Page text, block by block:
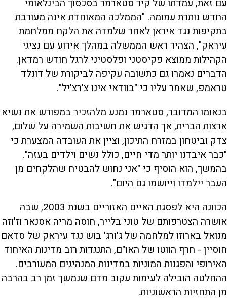
עם זאת, עמדתו של קיר סטארמר בסכסוך הבינלאומי
החדש נותרת עמומה. "הממלכה המאוחדת אינה מעורבת
בתקיפות נגד איראן לאחר שלמדה את הלקח ממלחמת
עיראק", הצהיר ראש הממשלה במהלך אירוע עם נציגי
הקהילות ממוצא פקיסטני ופלסטיני לרגל חודש רמדאן.
הדברים נאמרו גם כתשובה עקיפה לביקורת של דונלד
טראמפ, שאמר עליו כי "בוודאי אינו צ'רצ'יל".
בנאומו המדובר, סטארמר נמנע מלהזכיר במפורש את נשיא
ארצות הברית, אך הדגיש את חשיבות השמירה על שלום,
צדק וביטחון במזרח התיכון, וציין את העובדה המצערת כי
"כבר איבדנו יותר מדי חיים, כולל נשים וילדים בעזה".
בהמשך, הוא הוסיף כי "אני נחוש להבטיח שהלקחים מן
העבר יילמדו וייושמו גם היום".
הכוונה היא לפסגת האיים האזוריים בשנת 2003, שבה
אושרה הצטרפותם של טוני בלייר, חוסה מריה אסנאר וז'וזה
מנואל בארוזו למלחמה של ג'ורג' בוש נגד עיראק של סדאם
חוסיין - חרף הווטו של האו"ם, התנגדות רוב מדינות האיחוד
האירופי והפגנות המוניות במדינות המנהיגים המעורבים.
ההחלטה הובילה לעימות עקוב מדם שנמשך זמן רב בהרבה
מן התחזיות הראשוניות.